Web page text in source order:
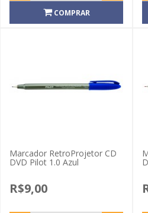
COMPRAR
Marcador RetroProjetor CD
DVD Pilot 1.0 Azul
R$9,00